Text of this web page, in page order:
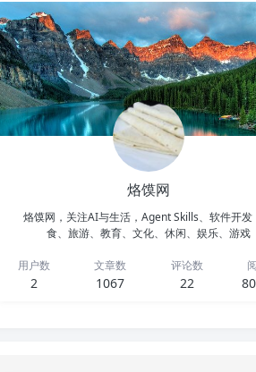
烙馍网
烙馍网，关注AI与生活，Agent Skills、软件开发
食、旅游、教育、文化、休闲、娱乐、游戏
用户数
2
文章数
1067
评论数
22